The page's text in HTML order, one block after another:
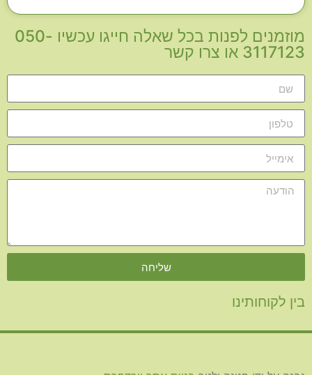
מוזמנים לפנות בכל שאלה חייגו עכשיו 050-
3117123 או צרו קשר
שליחה
בין לקוחותינו